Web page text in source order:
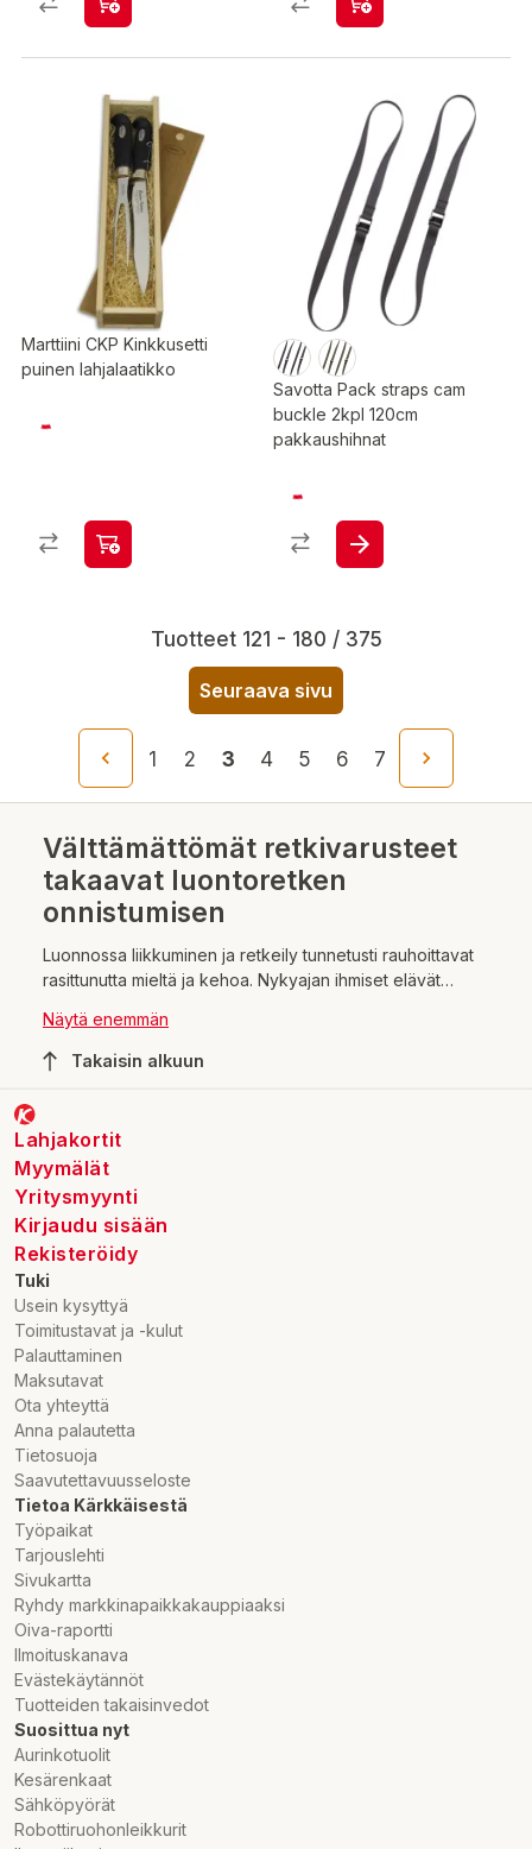
Marttiini CKP Kinkkusetti
puinen lahjalaatikko
Savotta Pack straps cam
buckle 2kpl 120cm
pakkaushihnat
Tuotteet 121 - 180 / 375
Seuraava sivu
1 2 3 4 5 6 7
Välttämättömät retkivarusteet
takaavat luontoretken
onnistumisen
Luonnossa liikkuminen ja retkeily tunnetusti rauhoittavat
rasittunutta mieltä ja kehoa. Nykyajan ihmiset elävät
puhdas luonto koetaan yhä useammin arjen pakopaikaksi.
Erämaa kutsuu retkeilemään, vaeltamaan ja kokemaan
valmistautuu reissuun asianmukaisesti ja olosuhteet
huomioiden. Välttämättömät retkivarusteet, kuten kiikarit,
ensiapuvälineet ja tulentekovälineet takaavat luontoretken
onnistumisen.
Näytä enemmän
Takaisin alkuun
Lahjakortit
Myymälät
Yritysmyynti
Kirjaudu sisään
Rekisteröidy
Tuki
Usein kysyttyä
Toimitustavat ja -kulut
Palauttaminen
Maksutavat
Ota yhteyttä
Anna palautetta
Tietosuoja
Saavutettavuusseloste
Tietoa Kärkkäisestä
Työpaikat
Tarjouslehti
Sivukartta
Ryhdy markkinapaikkakauppiaaksi
Oiva-raportti
Ilmoituskanava
Evästekäytännöt
Tuotteiden takaisinvedot
Suosittua nyt
Aurinkotuolit
Kesärenkaat
Sähköpyörät
Robottiruohonleikkurit